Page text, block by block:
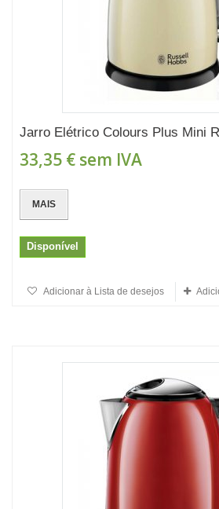
Jarro Elétrico Colours Plus Mini
33,35 € sem IVA
MAIS
Disponível
Adicionar à Lista de desejos